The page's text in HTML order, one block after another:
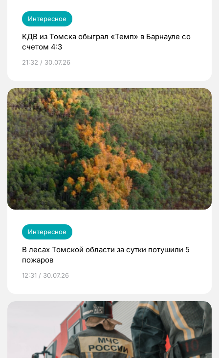
Интересное
КДВ из Томска обыграл «Темп» в Барнауле со
счетом 4:3
21:32 / 30.07.26
Интересное
В лесах Томской области за сутки потушили 5
пожаров
12:31 / 30.07.26